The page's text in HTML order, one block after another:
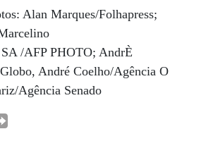
Alan Marques/Folhapress;
/AFP PHOTO; AndrÈ
André Coelho/Agência O
Agência Senado